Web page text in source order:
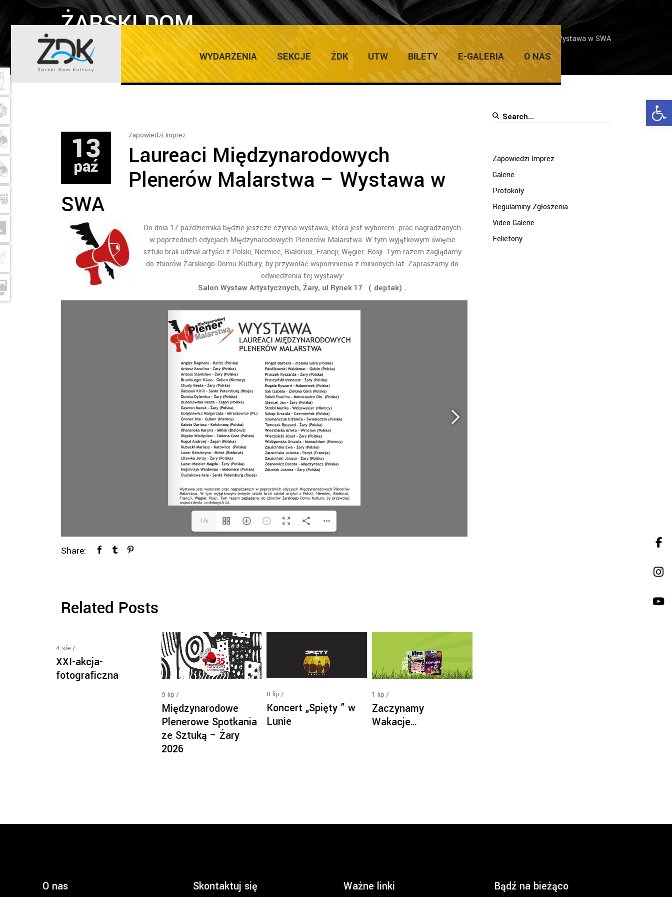
WYDARZENIA SEKCJE ŻDK UTW BILETY E-GALERIA O NAS
ŻARSKI DOM
KULTURY
Home / Zapowiedzi Imprez/Laureaci Międzynarodowych Plenerów Malarstwa – Wystawa w SWA
13
paź
Zapowiedzi Imprez
Laureaci Międzynarodowych
Plenerów Malarstwa – Wystawa w
SWA
Do dnia 17 października będzie jeszcze czynna wystawa, która jest wyborem prac nagradzanych
w poprzednich edycjach Międzynarodowych Plenerów Malarstwa. W tym wyjątkowym święcie
sztuki brali udział artyści z Polski, Niemiec, Białorusi, Francji, Węgier, Rosji. Tym razem zaglądamy
do zbiorów Żarskiego Domu Kultury, by przywołać wspomnienia z minionych lat. Zapraszamy do
odwiedzenia tej wystawy:
Salon Wystaw Artystycznych, Żary, ul Rynek 17 ( deptak) .
1/6
Share:
Related Posts
4 sie
XXI-akcja-
fotograficzna
9 lip
Międzynarodowe
Plenerowe Spotkania
ze Sztuką – Żary
2026
8 lip
Koncert „Spięty ” w
Lunie
1 lip
Zaczynamy
Wakacje…
Search
Zapowiedzi Imprez
Galerie
Protokoły
Regulaminy Zgłoszenia
Video Galerie
Felietony
O nas Skontaktuj się Ważne linki Bądź na bieżąco